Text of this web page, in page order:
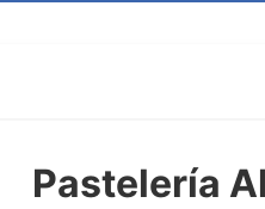
Pastelería